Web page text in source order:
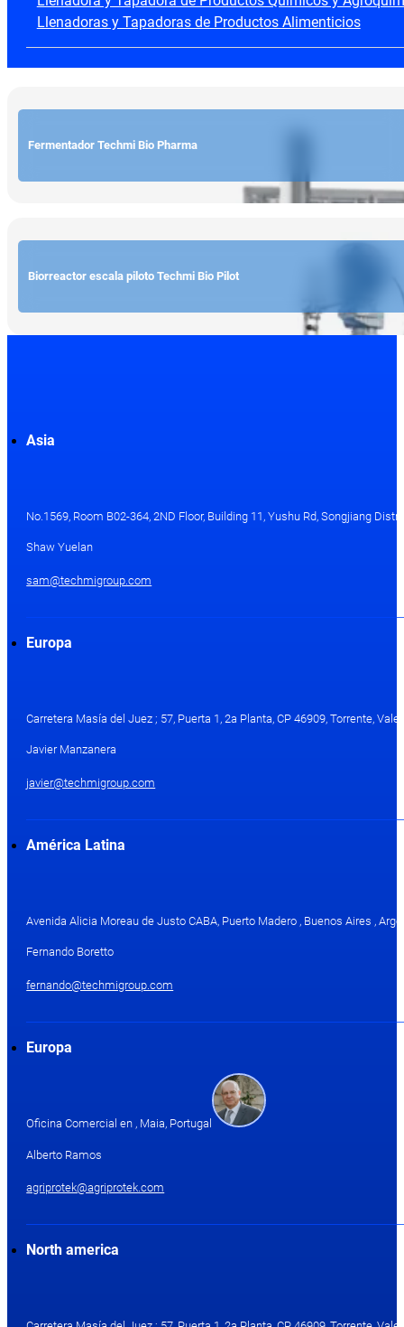
Fermentador Techmi Bio Pharma
Biorreactor escala piloto Techmi Bio Pilot
Llenadoras y Tapadoras de Productos Alimenticios
Asia
No.1569, Room B02-364, 2ND Floor, Building 11, Yushu Rd, Songjiang
Shaw Yuelan
sam@techmigroup.com
Europa
Carretera Masía del Juez ; 57, Puerta 1, 2a Planta, CP 46909, Torrente,
Javier Manzanera
javier@techmigroup.com
América Latina
Avenida Alicia Moreau de Justo CABA, Puerto Madero , Buenos Aires ,
Fernando Boretto
fernando@techmigroup.com
Europa
Oficina Comercial en , Maia, Portugal
Alberto Ramos
agriprotek@agriprotek.com
North america